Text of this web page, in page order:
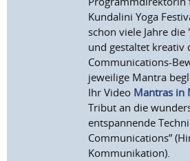
Kundalini Yoga
schon viele Jahre
und gestaltet kreativ
Communications-
jeweilige Mantra
Ihr Video Mantras in
Tribut an die
entspannende
Communications”
Kommunikation).